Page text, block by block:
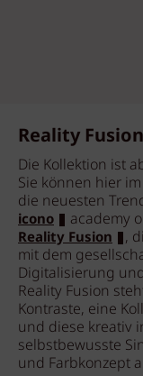
Reality
Die Kollektion ist
Sie können hier
die neuesten
icono academy
Reality Fusion
,
mit dem
Digitalisierung
Reality Fusion
Kontraste, eine
und diese kreativ
selbstbewusste
und Farbkonzept